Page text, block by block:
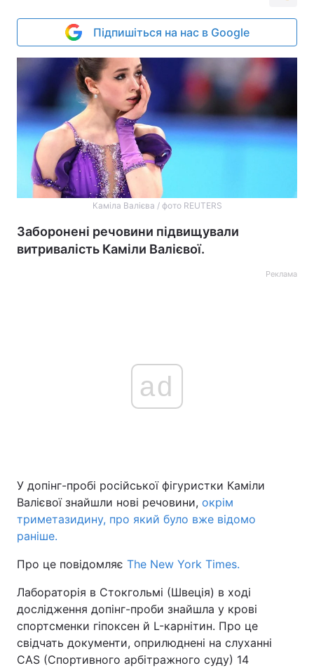
Підпишіться на нас в Google
Каміла Валієва / фото REUTERS
Заборонені речовини підвищували
витривалість Каміли Валієвої.
Реклама
ad
У допінг-пробі російської фігуристки Каміли
Валієвої знайшли нові речовини, окрім
триметазидину, про який було вже відомо
раніше.
Про це повідомляє The New York Times.
Лабораторія в Стокгольмі (Швеція) в ході
дослідження допінг-проби знайшла у крові
спортсменки гіпоксен й L-карнітин. Про це
свідчать документи, оприлюднені на слуханні
CAS (Спортивного арбітражного суду) 14